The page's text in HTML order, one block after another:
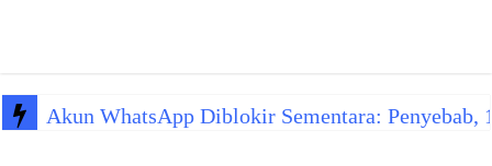
Akun WhatsApp Diblokir Sementara: